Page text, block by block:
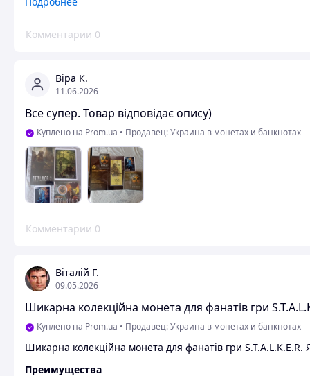
До товару претензій ніяких. Нажаль довге очікування
Комментарии 0
Віра К.
11.06.2026
Все супер. Товар відповідає опису)
Куплено на Prom.ua • Продавец: Украина в монетах и ​​банкнотах
Комментарии 0
Віталій Г.
09.05.2026
Шикарна колекційна монета для фанатів гри
Куплено на Prom.ua • Продавец: Украина в монетах и ​​банкнотах
Шикарна колекційна монета для фанатів гри
Преимущества